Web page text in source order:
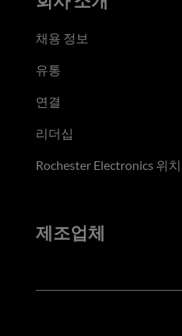
채용 정보
유통
연결
리더십
Rochester Electronics 위치
제조업체